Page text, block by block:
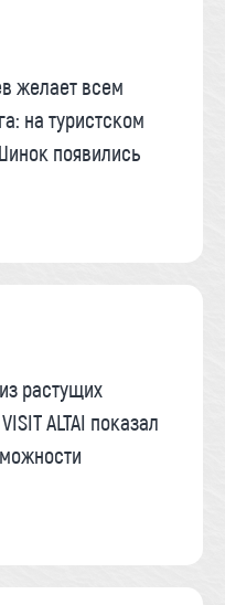
желает всем
на туристском
появились
растущих
ALTAI показал